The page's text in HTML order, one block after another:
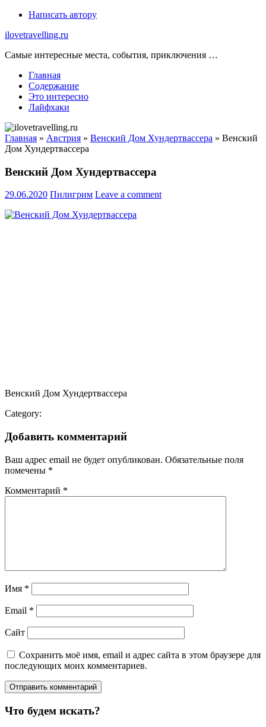
Skip
content
Написать автору
ilovetravelling.ru
Самые интересные места, события, приключения …
Главная
Содержание
Это интересно
Лайфхаки
Главная » Австрия » Венский Дом Хундертвассера » Венский
Дом Хундертвассера
Венский Дом Хундертвассера
29.06.2020 Пилигрим Leave a comment
Венский Дом Хундертвассера
Category:
Добавить комментарий
Ваш адрес email не будет опубликован. Обязательные поля
помечены *
Комментарий *
Имя *
Email *
Сайт
Сохранить моё имя, email и адрес сайта в этом браузере для
последующих моих комментариев.
Что будем искать?